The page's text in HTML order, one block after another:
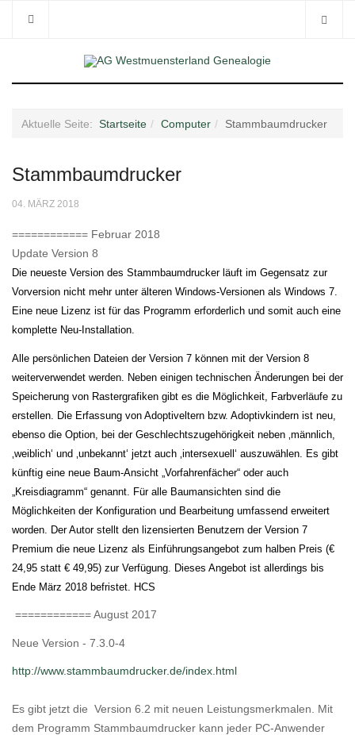
Aktuelle Seite: Startseite Computer Stammbaumdrucker
Stammbaumdrucker
04. MÄRZ 2018
============ Februar 2018
Update Version 8
Die neueste Version des Stammbaumdrucker läuft im Gegensatz zur
Vorversion nicht mehr unter älteren Windows-Versionen als Windows 7.
Eine neue Lizenz ist für das Programm erforderlich und somit auch eine
komplette Neu-Installation.
Alle persönlichen Dateien der Version 7 können mit der Version 8
weiterverwendet werden. Neben einigen technischen Änderungen bei der
Speicherung von Rastergrafiken gibt es die Möglichkeit, Farbverläufe zu
erstellen. Die Erfassung von Adoptiveltern bzw. Adoptivkindern ist neu,
ebenso die Option, bei der Geschlechtszugehörigkeit neben ‚männlich,
‚weiblich‘ und ‚unbekannt‘ jetzt auch ‚intersexuell‘ auszuwählen. Es gibt
künftig eine neue Baum-Ansicht „Vorfahrenfächer“ oder auch
„Kreisdiagramm“ genannt. Für alle Baumansichten sind die
Möglichkeiten der Konfiguration und Bearbeitung umfassend erweitert
worden. Der Autor stellt den lizensierten Benutzern der Version 7
Premium die neue Lizenz als Einführungsangebot zum halben Preis (€
24,95 statt € 49,95) zur Verfügung. Dieses Angebot ist allerdings bis
Ende März 2018 befristet. HCS
============ August 2017
Neue Version - 7.3.0-4
http://www.stammbaumdrucker.de/index.html
Es gibt jetzt die Version 6.2 mit neuen Leistungsmerkmalen. Mit
dem Programm Stammbaumdrucker kann jeder PC-Anwender